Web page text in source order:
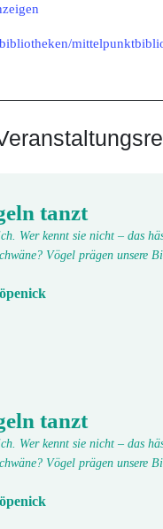
tanzt
Wer kennt sie nicht – das
Vögel prägen unsere
tanzt
Wer kennt sie nicht – das
Vögel prägen unsere